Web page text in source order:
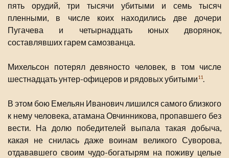
пять орудий, три тысячи убитыми и семь тысяч
пленными, в числе коих находились две дочери
Пугачева и четырнадцать юных дворянок,
составлявших гарем самозванца.
Михельсон потерял девяносто человек, в том числе
шестнадцать унтер-офицеров и рядовых убитыми11.
В этом бою Емельян Иванович лишился самого близкого
к нему человека, атамана Овчинникова, пропавшего без
вести. На долю победителей выпала такая добыча,
какая не снилась даже воинам великого Суворова,
отдававшего своим чудо-богатырям на поживу целые